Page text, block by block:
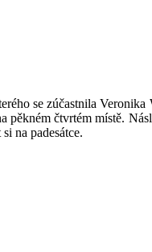
se zúčastnila
čtvrtém místě.
na padesátce.